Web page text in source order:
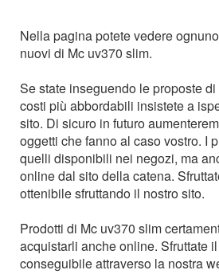
Nella pagina potete vedere
nuovi di Mc uv370 slim.
Se state inseguendo le proposte
costi più abbordabili insistete a
sito. Di sicuro in futuro
oggetti che fanno al caso vostro. I
quelli disponibili nei negozi, ma
online dal sito della catena.
ottenibile sfruttando il nostro sito.
Prodotti di Mc uv370 slim
acquistarli anche online. Sfruttate
conseguibile attraverso la nostra